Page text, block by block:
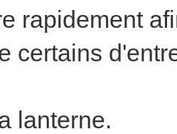
rapidement
certains
lanterne.